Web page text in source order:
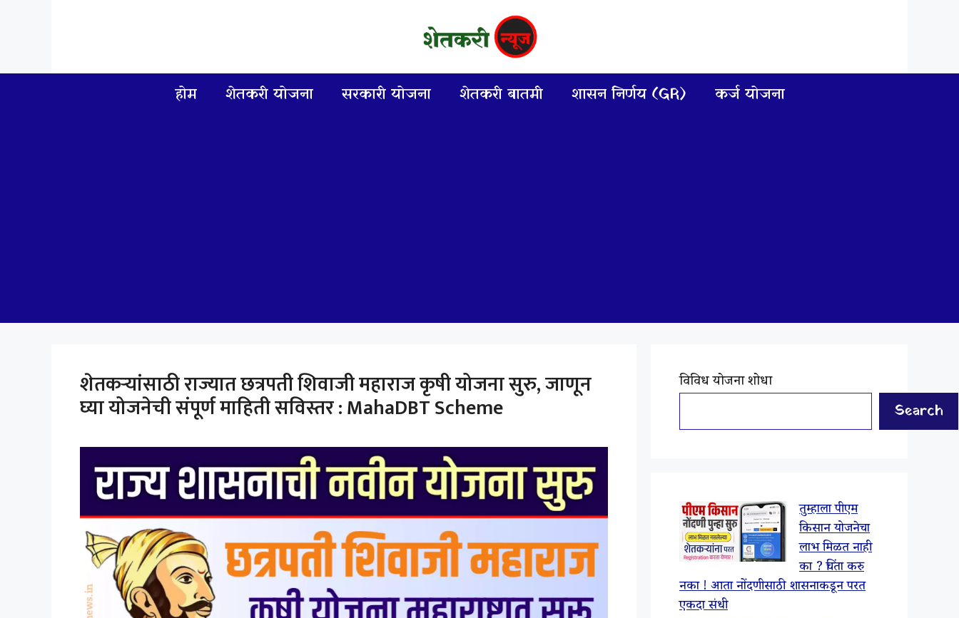
होम शेतकरी योजना सरकारी योजना शेतकरी बातमी शासन निर्णय (GR) कर्ज योजना
शेतकऱ्यांसाठी राज्यात छत्रपती शिवाजी महाराज कृषी योजना सुरु, जाणून
घ्या योजनेची संपूर्ण माहिती सविस्तर : MahaDBT Scheme
विविध योजना शोधा
Search
तुम्हाला पीएम
किसान योजनेचा
लाभ मिळत नाही
का ? चिंता करु
नका ! आता नोंदणीसाठी शासनाकडून परत
एकदा संधी